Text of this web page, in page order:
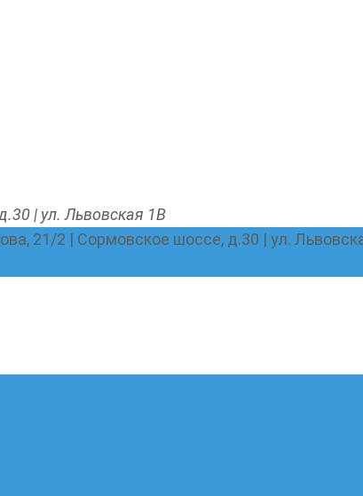
| ул. Львовская 1В
21/2 | Сормовское шоссе, д.30 | ул.